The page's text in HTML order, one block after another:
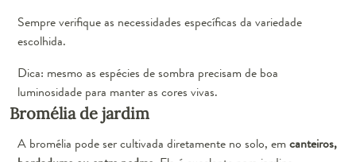
Sempre verifique as necessidades específicas da variedade
escolhida.
Dica: mesmo as espécies de sombra precisam de boa
luminosidade para manter as cores vivas.
Bromélia de jardim
A bromélia pode ser cultivada diretamente no solo, emcanteiros,